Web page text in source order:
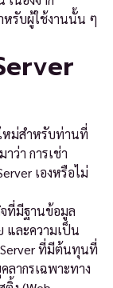
หรับผู้ใช้งานนั้น ๆ
หม่สำหรับท่านที่
ว่า การเช่า
เองหรือไม่
จที่มีฐานข้อมูล
และความเป็น
ที่มีต้นทุนที่
ลากรเฉพาะทาง